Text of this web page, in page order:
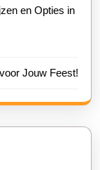
en Opties in
Jouw Feest!